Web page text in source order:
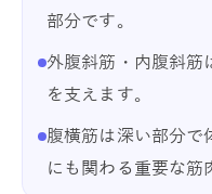
部分です。
外腹斜筋・内腹斜筋
を支えます。
腹横筋は深い部分で
にも関わる重要な筋